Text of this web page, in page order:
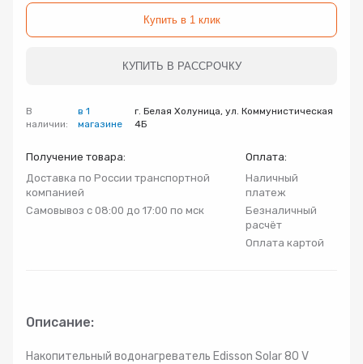
Системы фильтрации
Трубы и фитинги
Комплекты оборудования для скважины
Комплект оборудования для отопления
Купить в 1 клик
КУПИТЬ В РАССРОЧКУ
В
наличии:
в 1
магазине
г. Белая Холуница, ул. Коммунистическая
4Б
Получение товара:
Доставка по России транспортной
компанией
Самовывоз с 08:00 до 17:00 по мск
Оплата:
Наличный
платеж
Безналичный
расчёт
Оплата картой
Описание:
Накопительный водонагреватель Edisson Solar 80 V